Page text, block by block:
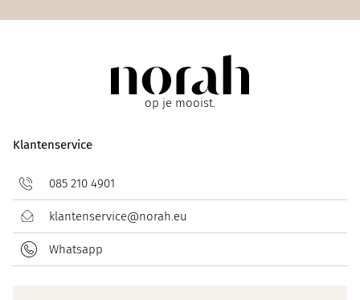
op je mooist.
Klantenservice
085 210 4901
klantenservice@norah.eu
Whatsapp